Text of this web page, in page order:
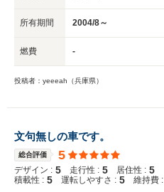
所有期間 2004/8～
燃費 -
投稿者：yeeeah（兵庫県）
文句無しの車です。
総合評価 5
デザイン : 5 走行性 : 5 居住性 : 5
積載性 : 5 運転しやすさ : 5 維持費 :